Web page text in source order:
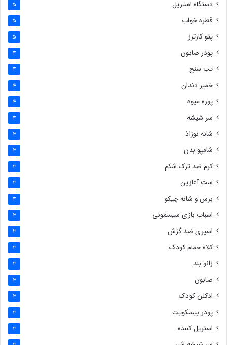
دستگاه استریل 5
قطره خواب 5
پتو کارترز 5
پودر صابون 4
تب سنج 4
خمیر دندان 4
پوره میوه 4
سر شیشه 4
شانه نوزاذ 3
شامپو بدن 3
کرم ضد ترک شکم 3
ست آغازین 3
برس و شانه چیکو 4
اسباب بازی سیسمونی 3
اسپری ضد گزش 3
کلاه حمام کودک 3
زانو بند 3
صابون 3
ادکلن کودک 3
پودر بیسکویت 3
استریل کننده 3